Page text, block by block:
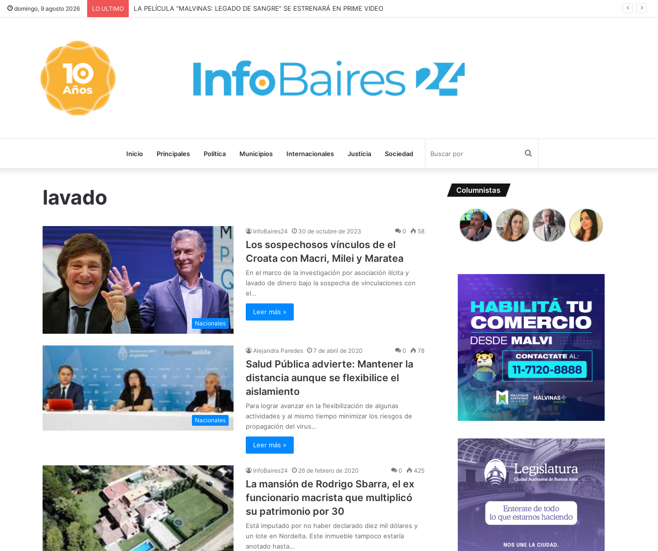
domingo, 9 agosto 2026 LO ULTIMO LA PELÍCULA “MALVINAS: LEGADO DE SANGRE” SE ESTRENARÁ EN PRIME VIDEO
Inicio Principales Política Municipios Internacionales Justicia Sociedad
lavado
Nacionales
InfoBaires24 30 de octubre de 2023 0 58
Los sospechosos vínculos de el
Croata con Macri, Milei y Maratea
En el marco de la investigación por asociación ilícita y
lavado de dinero bajo la sospecha de vinculaciones con
el…
Leer más »
Nacionales
Alejandra Paredes 7 de abril de 2020 0 78
Salud Pública advierte: Mantener la
distancia aunque se flexibilice el
aislamiento
Para lograr avanzar en la flexibilización de algunas
actividades y al mismo tiempo minimizar los riesgos de
propagación del virus…
Leer más »
InfoBaires24 26 de febrero de 2020 0 425
La mansión de Rodrigo Sbarra, el ex
funcionario macrista que multiplicó
su patrimonio por 30
Está imputado por no haber declarado diez mil dólares y
un lote en Nordelta. Este inmueble tampoco estaría
anotado hasta…
Columnistas